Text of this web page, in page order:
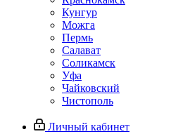
Кунгур
Можга
Пермь
Салават
Соликамск
Уфа
Чайковский
Чистополь
Личный кабинет